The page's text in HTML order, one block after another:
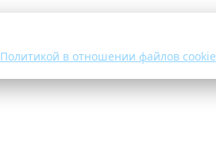
Политикой в отношении файлов cookie